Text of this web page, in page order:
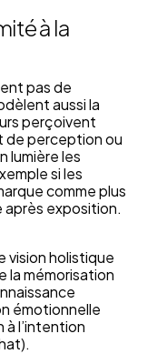
à la
pas de
aussi la
perçoivent
de perception ou
lumière les
si les
comme plus
exposition.
vision holistique
la mémorisation
émotionnelle
à l’intention